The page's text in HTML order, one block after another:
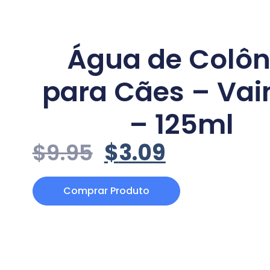
Água de
para Cães –
– 125ml
$9.95 $3.09
Comprar Produto